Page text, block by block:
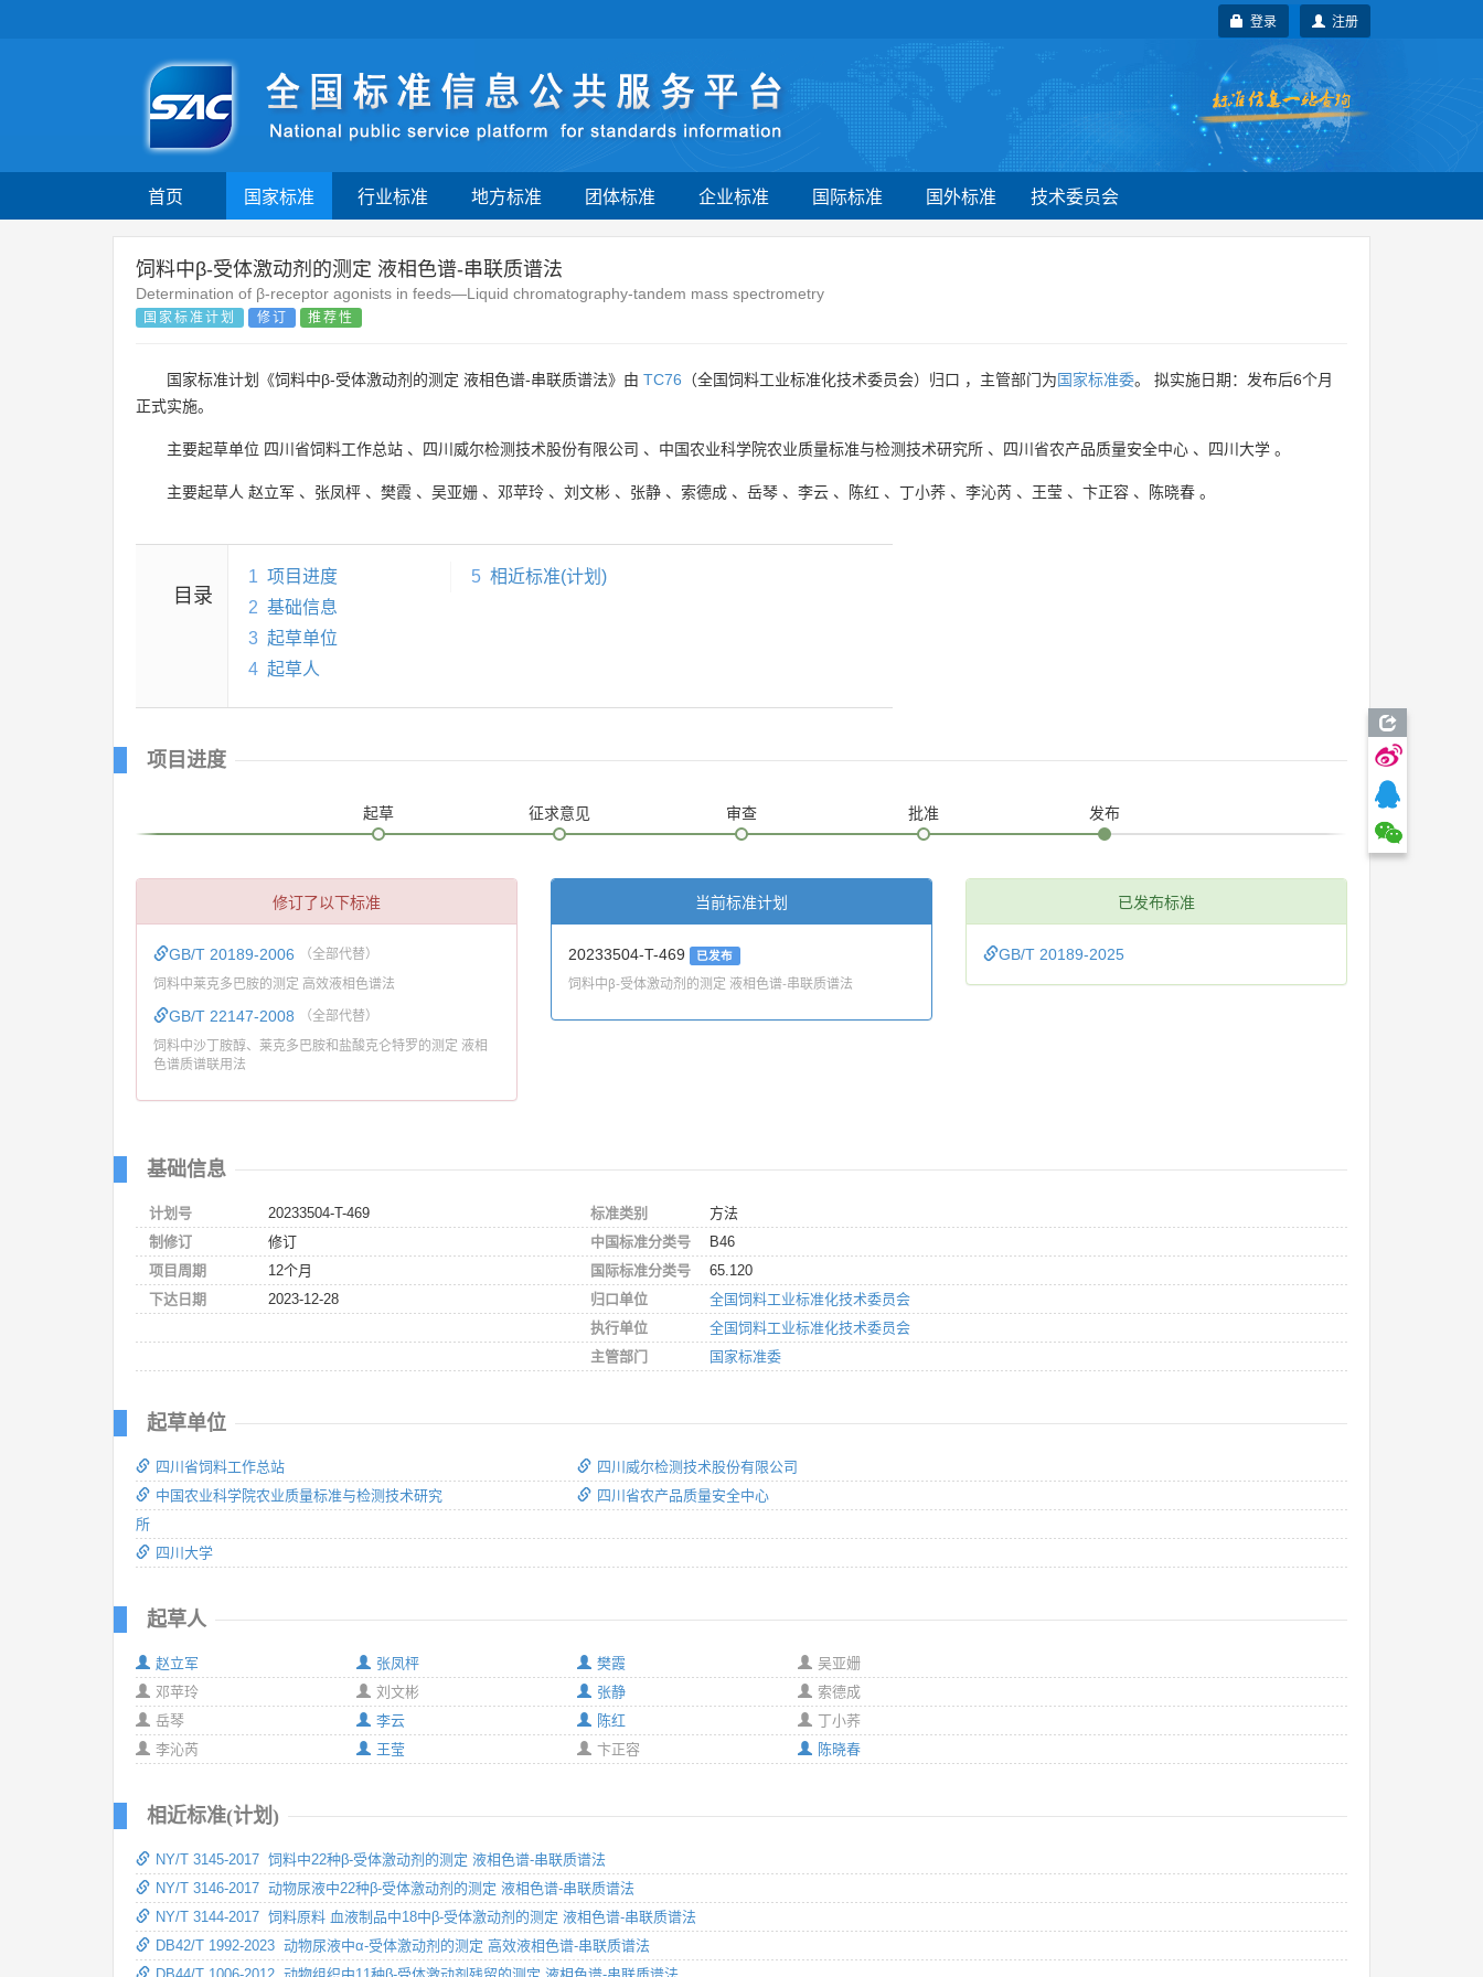
注册
登录
首页 国家标准 行业标准 地方标准 团体标准 企业标准 国际标准 国外标准 技术委员会
饲料中β-受体激动剂的测定 液相色谱-串联质谱法
Determination of β-receptor agonists in feeds—Liquid chromatography-tandem mass spectrometry
国家标准计划 修订 推荐性
国家标准计划《饲料中β-受体激动剂的测定 液相色谱-串联质谱法》由 TC76 （全国饲料工业标准化技术委员会）归口 ，主管部门为国家标准委。 拟实施日期：发布后6个月
正式实施。
主要起草单位 四川省饲料工作总站 、 四川威尔检测技术股份有限公司 、 中国农业科学院农业质量标准与检测技术研究所 、 四川省农产品质量安全中心 、 四川大学 。
主要起草人 赵立军 、 张凤枰 、 樊霞 、 吴亚姗 、 邓苹玲 、 刘文彬 、 张静 、 索德成 、 岳琴 、 李云 、 陈红 、 丁小荞 、 李沁芮 、 王莹 、 卞正容 、 陈晓春 。
目录
1 项目进度
2 基础信息
3 起草单位
4 起草人
5 相近标准(计划)
项目进度
起草 征求意见 审查 批准 发布
修订了以下标准
GB/T 20189-2006 （全部代替）
饲料中莱克多巴胺的测定 高效液相色谱法
GB/T 22147-2008 （全部代替）
饲料中沙丁胺醇、莱克多巴胺和盐酸克仑特罗的测定 液相
色谱质谱联用法
当前标准计划
20233504-T-469 已发布
饲料中β-受体激动剂的测定 液相色谱-串联质谱法
已发布标准
GB/T 20189-2025
基础信息
计划号
20233504-T-469
制修订
修订
项目周期
12个月
下达日期
2023-12-28
标准类别
方法
中国标准分类号
B46
国际标准分类号
65.120
归口单位
全国饲料工业标准化技术委员会
执行单位
全国饲料工业标准化技术委员会
主管部门
国家标准委
起草单位
四川省饲料工作总站
中国农业科学院农业质量标准与检测技术研究
所
四川大学
四川威尔检测技术股份有限公司
四川省农产品质量安全中心
起草人
赵立军
张凤枰
邓苹玲
刘文彬
岳琴
李云
李沁芮
王莹
樊霞
吴亚姗
张静
索德成
陈红
丁小荞
卞正容
陈晓春
相近标准(计划)
NY/T 3145-2017 饲料中22种β-受体激动剂的测定 液相色谱-串联质谱法
NY/T 3146-2017 动物尿液中22种β-受体激动剂的测定 液相色谱-串联质谱法
NY/T 3144-2017 饲料原料 血液制品中18中β-受体激动剂的测定 液相色谱-串联质谱法
DB42/T 1992-2023 动物尿液中α-受体激动剂的测定 高效液相色谱-串联质谱法